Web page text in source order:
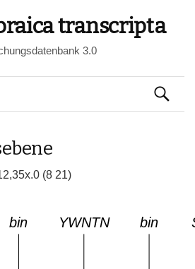
transcripta
3.0
Suchen
nach:
(8 21)